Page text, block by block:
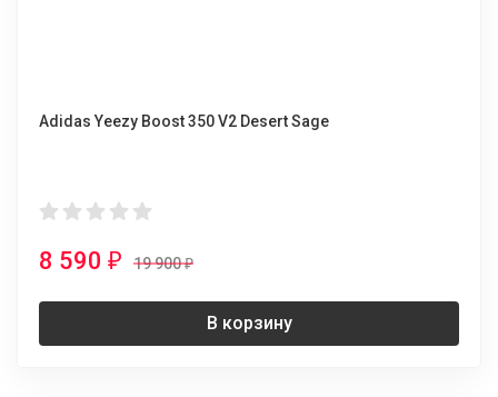
Adidas Yeezy Boost 350 V2 Desert Sage
8 590 ₽ 19 900₽
В корзину